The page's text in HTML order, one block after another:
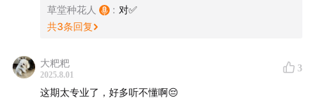
再平衡的陷阱
1:02:49股债双杀，并不是个罕见现象
06:46锦上添花——一定要在结构的基础上获得超额
草堂种花人
: 对✅
共3条回复
大粑粑
2025.8.01
3
这期太专业了，好多听不懂啊😔